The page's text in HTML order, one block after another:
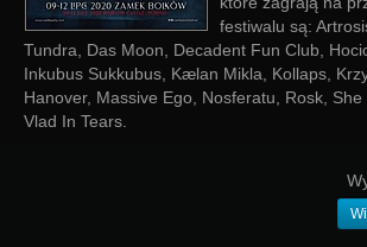
festiwalu są:
Tundra, Das Moon, Decadent Fun Club,
Inkubus Sukkubus, Kælan Mikla, Kollaps,
Hanover, Massive Ego, Nosferatu, Rosk, She
Vlad In Tears.